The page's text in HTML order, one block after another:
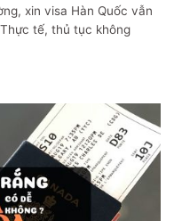
xin visa Hàn Quốc vẫn
tế, thủ tục không